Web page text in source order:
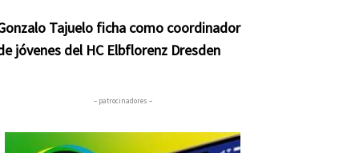
Tajuelo ficha como coordinador
jóvenes del HC Elbflorenz Dresden
– patrocinadores –